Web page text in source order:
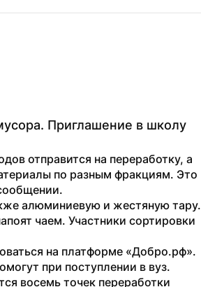
Приглашение в школу
отправится на переработку, а
по разным фракциям. Это
алюминиевую и жестяную тару.
чаем. Участники сортировки
на платформе «Добро.рф».
при поступлении в вуз.
восемь точек переработки